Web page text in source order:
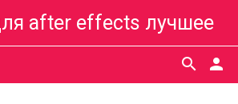
after effects лучшее
person
search